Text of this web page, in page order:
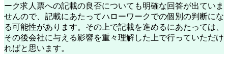
ーク求人票への記載の良否についても明確な回答が出ていま
せんので、記載にあたってハローワークでの個別の判断にな
る可能性があります。その上で記載を進めるにあたっては、
その後会社に与える影響を重々理解した上で行っていただけ
ればと思います。